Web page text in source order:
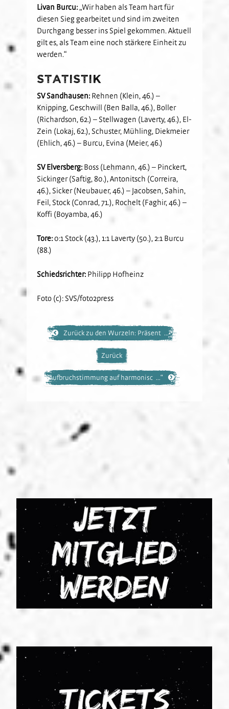
Livan Burcu: „Wir haben als Team hart für
diesen Sieg gearbeitet und sind im zweiten
Durchgang besser ins Spiel gekommen. Aktuell
gilt es, als Team eine noch stärkere Einheit zu
werden.“
Statistik
SV Sandhausen: Rehnen (Klein, 46.) –
Knipping, Geschwill (Ben Balla, 46.), Boller
(Richardson, 62.) – Stellwagen (Laverty, 46.), El-
Zein (Lokaj, 62.), Schuster, Mühling, Diekmeier
(Ehlich, 46.) – Burcu, Evina (Meier, 46.)
SV Elversberg: Boss (Lehmann, 46.) – Pinckert,
Sickinger (Saftig, 80.), Antonitsch (Correira,
46.), Sicker (Neubauer, 46.) – Jacobsen, Sahin,
Feil, Stock (Conrad, 71.), Rochelt (Faghir, 46.) –
Koffi (Boyamba, 46.)
Tore: 0:1 Stock (43.), 1:1 Laverty (50.), 2:1 Burcu
(88.)
Schiedsrichter: Philipp Hofheinz
Foto (c): SVS/foto2press
Zurück zu den Wurzeln: Präsent ...“
Zurück
Aufbruchstimmung auf harmonisc ...“